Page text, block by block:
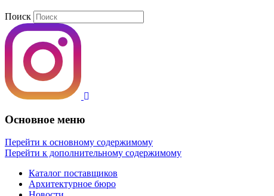
Поиск
Основное меню
Перейти к основному содержимому
Перейти к дополнительному содержимому
Каталог поставщиков
Архитектурное бюро